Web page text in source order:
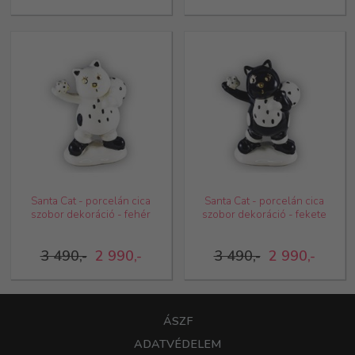
3 490,- 2 990,-
Santa Cat - porcelán cica
szobor dekoráció - fehér
3 490,- 2 990,-
Santa Cat - porcelán cica
szobor dekoráció - fekete
ÁSZF
ADATVÉDELEM